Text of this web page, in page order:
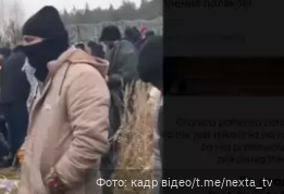
Фото: кадр відео/t.me/nexta_tv